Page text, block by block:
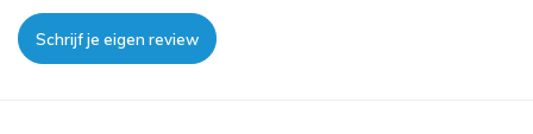
Schrijf je eigen review